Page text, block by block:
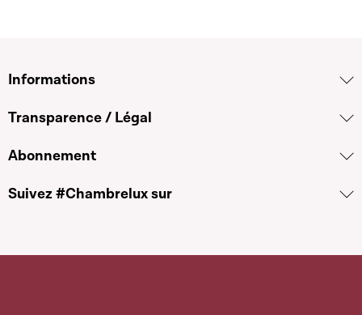
Informations
Transparence / Légal
Abonnement
Suivez #Chambrelux sur